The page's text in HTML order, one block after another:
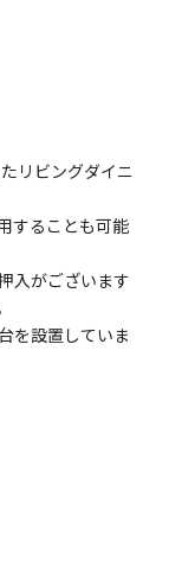
リビングダイニ
することも可能
入がございます
を設置していま